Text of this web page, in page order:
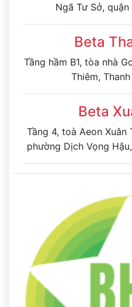
Ngã Tư Sở,
Beta
Tầng hầm B1, tòa nhà
Thiêm,
Beta
Tầng 4, toà Aeon Xuân
phường Dịch Vọng